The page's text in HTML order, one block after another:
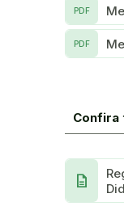
PDF
PDF
Confira
Description